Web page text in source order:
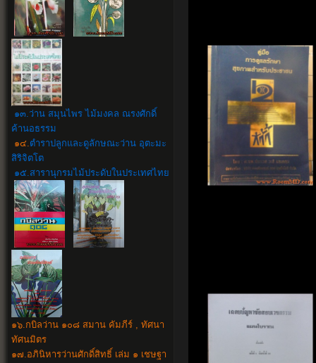
๑๓.ว่าน สมุนไพร ไม้มงคล ณรงศักดิ์
ค้านอธรรม
๑๔.ตำราปลูกและดูลักษณะว่าน อุตะมะ
สิริจิตโต
๑๕.สารานุกรมไม้ประดับในประเทศไทย
๑๖.กบิลว่าน ๑๐๘ สมาน คัมภีร์ , ทัศนา
ทัศนมิตร
๑๗.อภินิหารว่านศักดิ์สิทธิ์ เล่ม ๑ เชษฐา